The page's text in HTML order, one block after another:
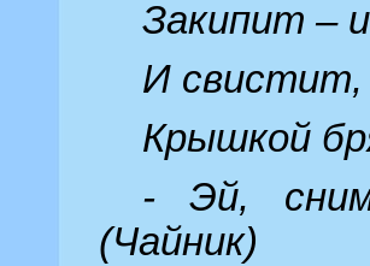
Закипит –
И
Крышкой
- Эй,
(Чайник)